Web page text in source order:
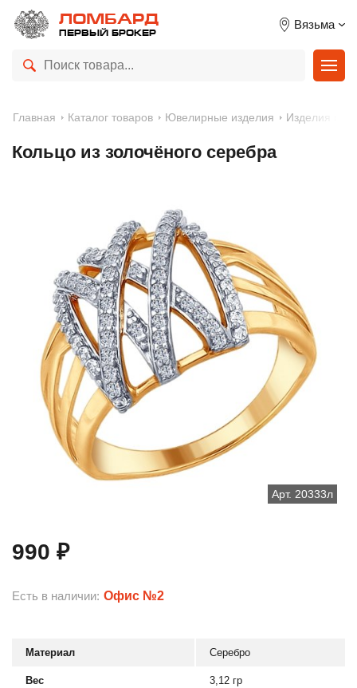
ЛОМБАРД
ПЕРВЫЙ БРОКЕР
Вязьма
Главная Каталог товаров Ювелирные изделия Изделия из
Кольцо из золочёного серебра
Арт. 20333л
990 ₽
Есть в наличии: Офис №2
Материал Серебро
Вес 3,12 гр